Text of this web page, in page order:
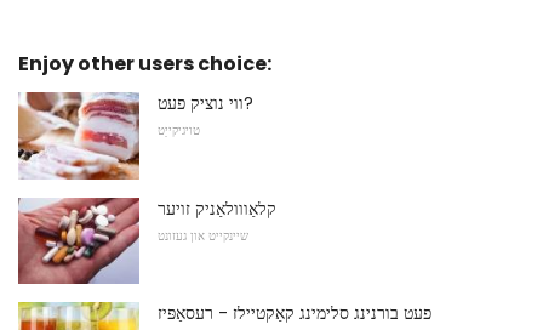
Enjoy other users choice:
ווי נוציק פעט?
טויגיקייַט
קלאַווולאַניק זויער
שיינקייט און געזונט
פעט בורנינג סלימינג קאַקטיילז - רעסאַפּיז